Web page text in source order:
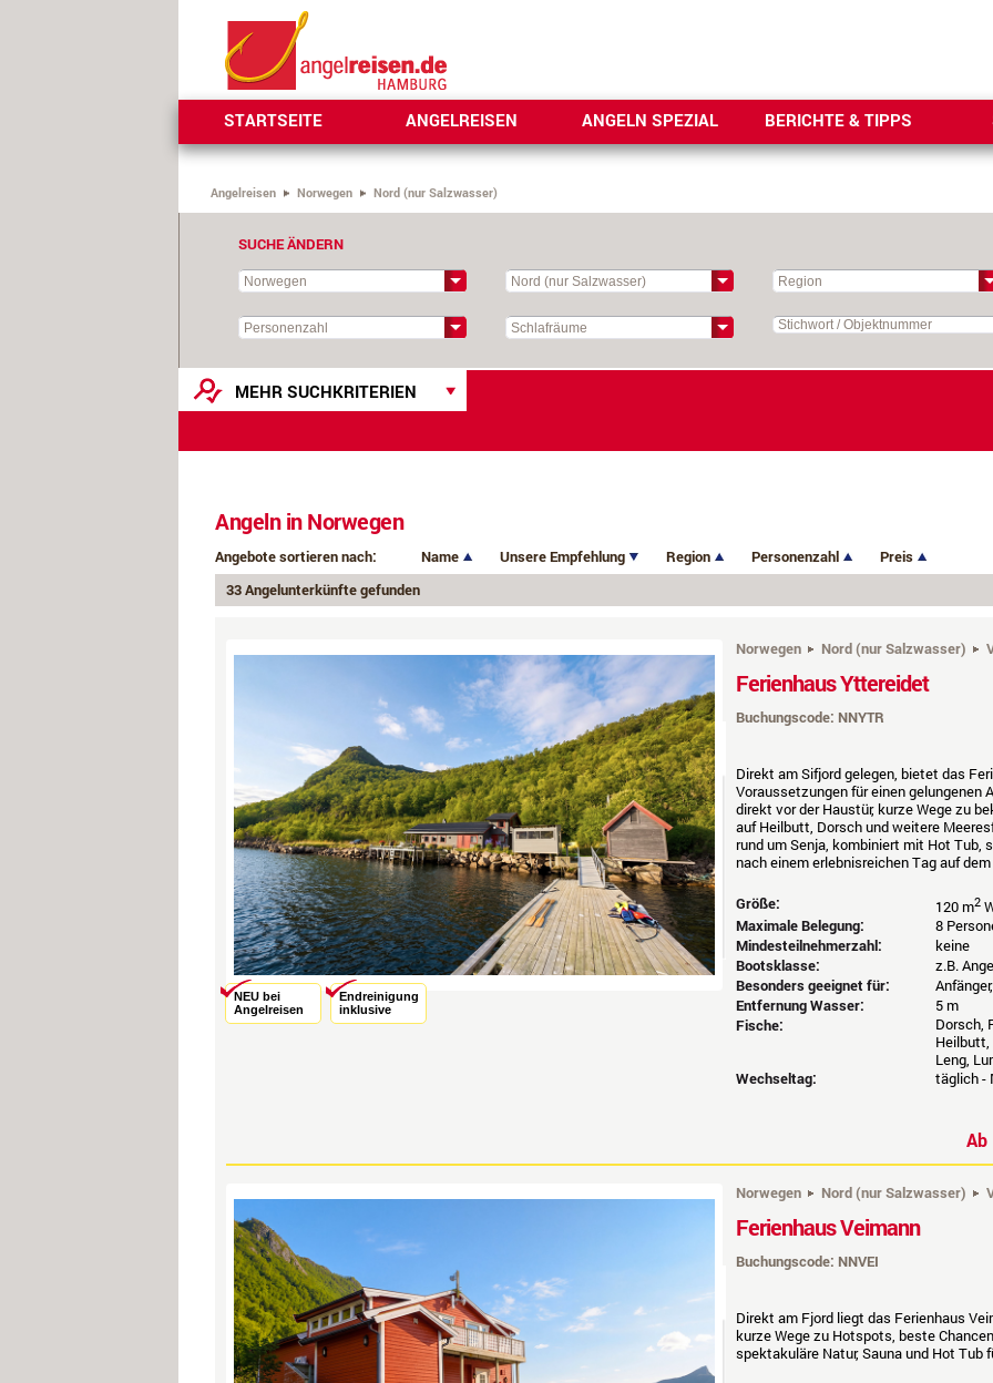
STARTSEITE ANGELREISEN ANGELN SPEZIAL BERICHTE & TIPPS
Angelreisen Norwegen Nord (nur Salzwasser)
SUCHE ÄNDERN
MEHR SUCHKRITERIEN
Angeln in Norwegen
Angebote sortieren nach: Name Unsere Empfehlung Region Personenzahl
Preis
33 Angelunterkünfte gefunden
NEU bei
Angelreisen
Endreinigung
inklusive
Norwegen Nord (nur Salzwasser)
Ferienhaus Yttereidet
Buchungscode: NNYTR
Direkt am Sifjord gelegen, bietet das
Voraussetzungen für einen gelungenen
direkt vor der Haustür, kurze Wege zu
auf Heilbutt, Dorsch und weitere
rund um Senja, kombiniert mit Hot Tub,
nach einem erlebnisreichen Tag auf dem
Größe: 120 m2
Maximale Belegung:
8
Mindesteilnehmerzahl:
keine
Bootsklasse:
z.B.
Besonders geeignet für:
Entfernung Wasser:
5 m
Fische:
Dorsch,
Heilbutt,
Leng,
Wechseltag:
täglich -
Ab
Norwegen Nord (nur Salzwasser)
Ferienhaus Veimann
Buchungscode: NNVEI
Direkt am Fjord liegt das Ferienhaus
kurze Wege zu Hotspots, beste
spektakuläre Natur, Sauna und Hot Tub